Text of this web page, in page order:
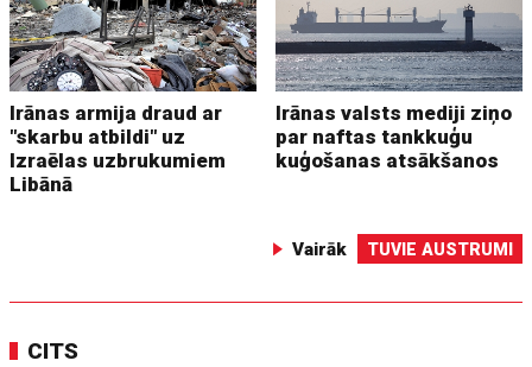
Irānas armija draud ar
"skarbu atbildi" uz
Izraēlas uzbrukumiem
Libānā
Irānas valsts mediji ziņo
par naftas tankkuģu
kuģošanas atsākšanos
Vairāk TUVIE AUSTRUMI
CITS